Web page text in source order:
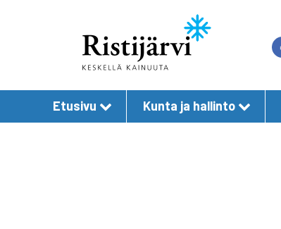
Etusivu Kunta ja hallinto